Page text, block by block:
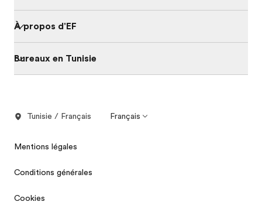
À propos d'EF
Bureaux en Tunisie
Tunisie / Français Français
Mentions légales
Conditions générales
Cookies